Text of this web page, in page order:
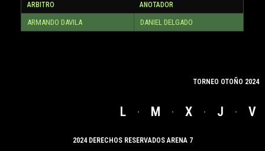
ARBITRO ANOTADOR
ARMANDO DAVILA DANIEL DELGADO
TORNEO OTOÑO 2024
L M X J V
2024 DERECHOS RESERVADOS ARENA 7